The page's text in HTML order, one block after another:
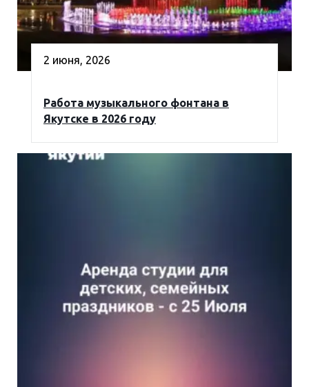
2 июня, 2026
Работа музыкального фонтана в
Якутске в 2026 году